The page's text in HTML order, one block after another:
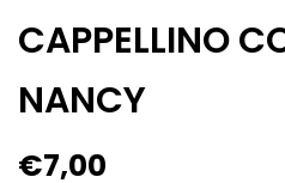
CAPPELLINO
NANCY
€7,00